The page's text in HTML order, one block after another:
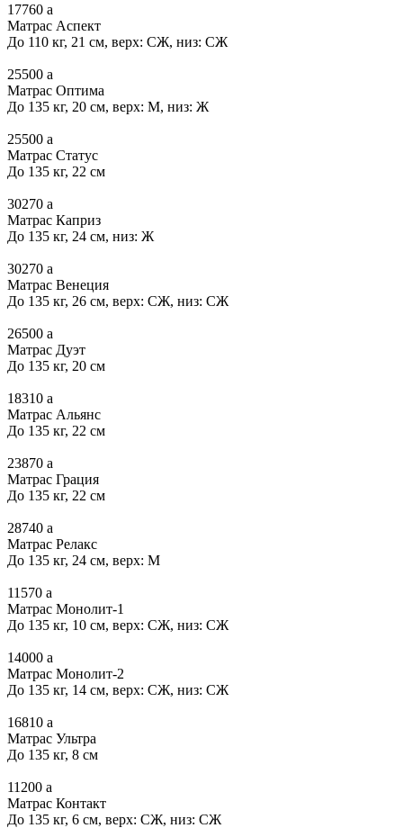
17760 a
Матрас Аспект
До 110 кг, 21 см, верх: СЖ, низ: СЖ
25500 a
Матрас Оптима
До 135 кг, 20 см, верх: М, низ: Ж
25500 a
Матрас Статус
До 135 кг, 22 см
30270 a
Матрас Каприз
До 135 кг, 24 см, низ: Ж
30270 a
Матрас Венеция
До 135 кг, 26 см, верх: СЖ, низ: СЖ
26500 a
Матрас Дуэт
До 135 кг, 20 см
18310 a
Матрас Альянс
До 135 кг, 22 см
23870 a
Матрас Грация
До 135 кг, 22 см
28740 a
Матрас Релакс
До 135 кг, 24 см, верх: М
11570 a
Матрас Монолит-1
До 135 кг, 10 см, верх: СЖ, низ: СЖ
14000 a
Матрас Монолит-2
До 135 кг, 14 см, верх: СЖ, низ: СЖ
16810 a
Матрас Ультра
До 135 кг, 8 см
11200 a
Матрас Контакт
До 135 кг, 6 см, верх: СЖ, низ: СЖ